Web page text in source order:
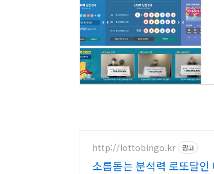
http://lottobingo.kr 광고
소름돋는 분석력 로또달